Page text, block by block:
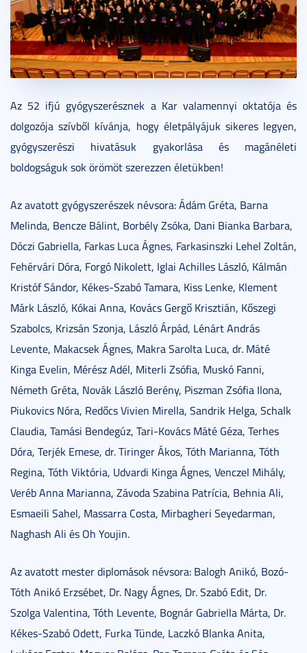
Az 52 ifjú gyógyszerésznek a Kar valamennyi oktatója és
dolgozója szívből kívánja, hogy életpályájuk sikeres legyen,
gyógyszerészi hivatásuk gyakorlása és magánéleti
boldogságuk sok örömöt szerezzen életükben!
Az avatott gyógyszerészek névsora: Ádám Gréta, Barna
Melinda, Bencze Bálint, Borbély Zsóka, Dani Bianka Barbara,
Dóczi Gabriella, Farkas Luca Ágnes, Farkasinszki Lehel Zoltán,
Fehérvári Dóra, Forgó Nikolett, Iglai Achilles László, Kálmán
Kristóf Sándor, Kékes-Szabó Tamara, Kiss Lenke, Klement
Márk László, Kókai Anna, Kovács Gergő Krisztián, Kőszegi
Szabolcs, Krizsán Szonja, László Árpád, Lénárt András
Levente, Makacsek Ágnes, Makra Sarolta Luca, dr. Máté
Kinga Evelin, Mérész Adél, Miterli Zsófia, Muskó Fanni,
Németh Gréta, Novák László Berény, Piszman Zsófia Ilona,
Piukovics Nóra, Redőcs Vivien Mirella, Sandrik Helga, Schalk
Claudia, Tamási Bendegúz, Tari-Kovács Máté Géza, Terhes
Dóra, Terjék Emese, dr. Tiringer Ákos, Tóth Marianna, Tóth
Regina, Tóth Viktória, Udvardi Kinga Ágnes, Venczel Mihály,
Veréb Anna Marianna, Závoda Szabina Patrícia, Behnia Ali,
Esmaeili Sahel, Massarra Costa, Mirbagheri Seyedarman,
Naghash Ali és Oh Youjin.
Az avatott mester diplomások névsora: Balogh Anikó, Bozó-
Tóth Anikó Erzsébet, Dr. Nagy Ágnes, Dr. Szabó Edit, Dr.
Szolga Valentina, Tóth Levente, Bognár Gabriella Márta, Dr.
Kékes-Szabó Odett, Furka Tünde, Laczkó Blanka Anita,